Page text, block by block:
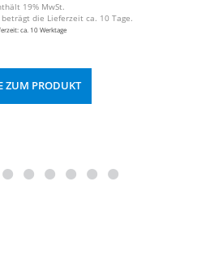
19% MwSt.
beträgt die Lieferzeit ca. 10 Tage.
ca. 10 Werktage
ZUM PRODUKT